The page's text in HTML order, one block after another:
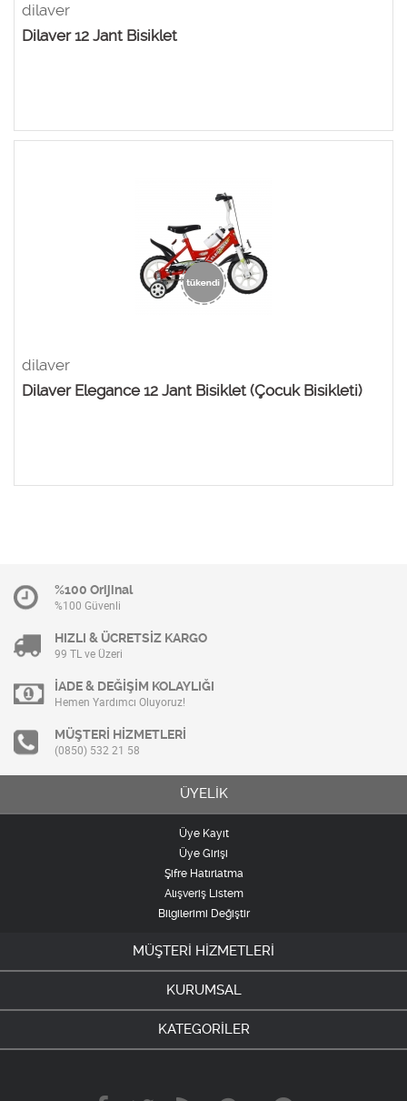
dilaver
Dilaver 12 Jant Bisiklet
dilaver
Dilaver Elegance 12 Jant Bisiklet (Çocuk Bisikleti)
%100 Orijinal
%100 Güvenli
HIZLI & ÜCRETSİZ KARGO
99 TL ve Üzeri
İADE & DEĞİŞİM KOLAYLIĞI
Hemen Yardımcı Oluyoruz!
MÜŞTERİ HİZMETLERİ
(0850) 532 21 58
ÜYELİK
Üye Kayıt
Üye Girişi
Şifre Hatırlatma
Alışveriş Listem
Bilgilerimi Değiştir
MÜŞTERİ HİZMETLERİ
KURUMSAL
KATEGORİLER